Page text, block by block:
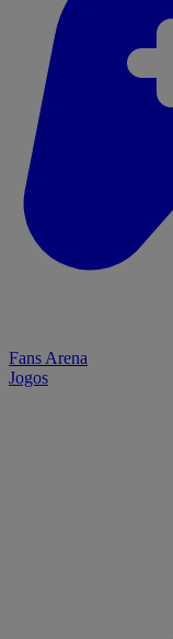
Fans Arena
Jogos